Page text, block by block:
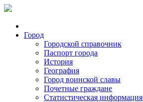
Город
Городской справочник
Паспорт города
История
География
Город воинской славы
Почетные граждане
Статистическая информация